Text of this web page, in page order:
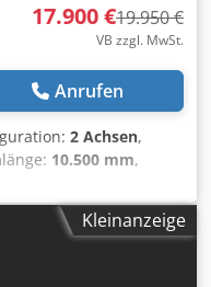
17.900 €19.950 €
VB zzgl. MwSt.
Anrufen
2 Achsen,
10.500 mm,
2.550 mm,
, Reifengröße:
Kleinanzeige